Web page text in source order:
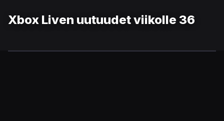
Xbox Liven uutuudet viikolle 36